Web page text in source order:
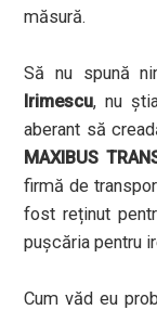
măsură.
Să nu spună
Irimescu, nu
aberant să
MAXIBUS
firmă de
fost reținut
pușcăria pentru
Cum văd eu